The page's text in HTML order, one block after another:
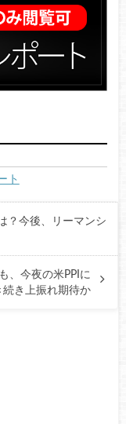
ト
？今後、リーマンシ
、今夜の米PPIに
続き上振れ期待か